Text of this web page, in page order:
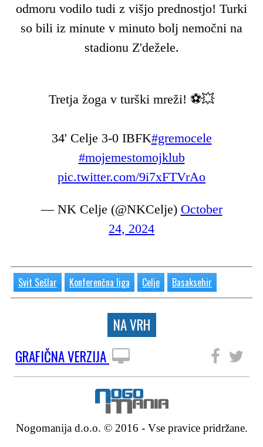
odmoru vodilo tudi z višjo prednostjo! Turki
so bili iz minute v minuto bolj nemočni na
stadionu Z'dežele.
Tretja žoga v turški mreži! ⚽️💥
34' Celje 3-0 IBFK#gremocele
#mojemestomojklub
pic.twitter.com/9i7xFTVrAo
— NK Celje (@NKCelje) October
24, 2024
Svit Sešlar Konferenčna liga Celje Basaksehir
NA VRH
GRAFIČNA VERZIJA
Nogomanija d.o.o. © 2016 - Vse pravice pridržane.